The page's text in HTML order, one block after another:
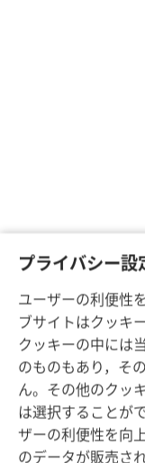
プライバシー設
ユーザーの利便性
ブサイトはクッキ
クッキーの中には
のものもあり，そ
ん。その他のクッ
は選択することが
ザーの利便性を向
のデータが販売さ